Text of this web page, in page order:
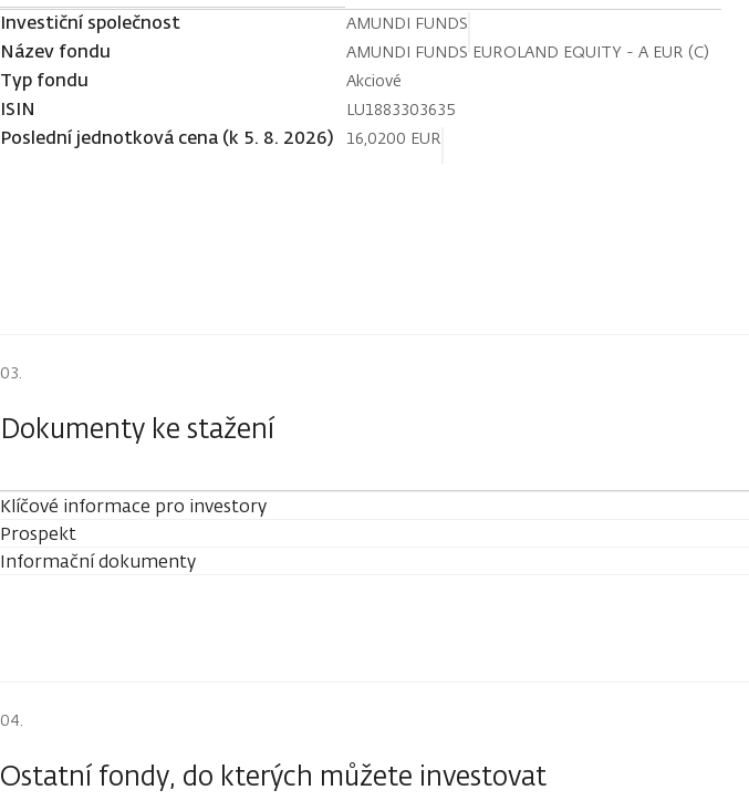
Investiční společnost AMUNDI FUNDS
Název fondu AMUNDI FUNDS EUROLAND EQUITY - A EUR (C)
Typ fondu Akciové
ISIN LU1883303635
Poslední jednotková cena (k 5. 8. 2026) 16,0200 EUR
Dokumenty ke stažení
Klíčové informace pro investory
Prospekt
Informační dokumenty
Ostatní fondy, do kterých můžete investovat